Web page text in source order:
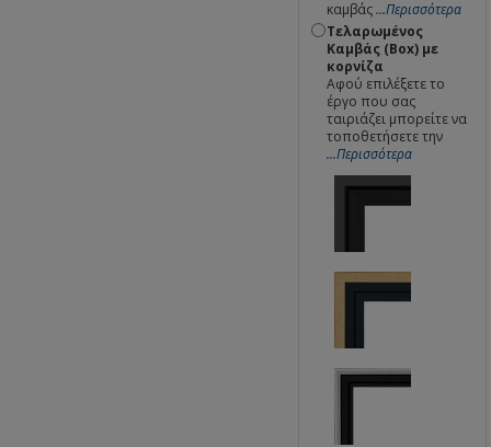
καμβάς...Περισσότερα
Τελαρωμένος
Καμβάς (Box) με
κορνίζα
Αφού επιλέξετε το
έργο που σας
ταιριάζει μπορείτε να
τοποθετήσετε την
...Περισσότερα